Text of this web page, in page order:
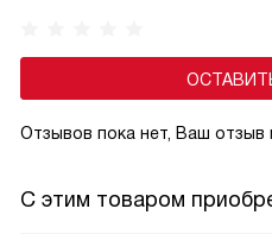
Отзывов пока нет, Ваш
С этим товаром